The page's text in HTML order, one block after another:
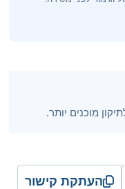
מוכנים יותר.
העתקת קישור